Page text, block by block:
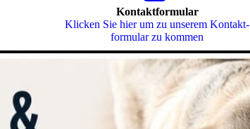
Kontaktformular
Klicken Sie hier um zu unserem Kon­takt­
for­mu­lar zu kommen